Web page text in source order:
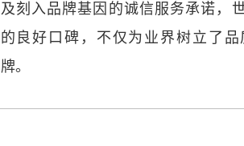
及刻入品牌基因的诚信服务承诺，
的良好口碑，不仅为业界树立了
牌。